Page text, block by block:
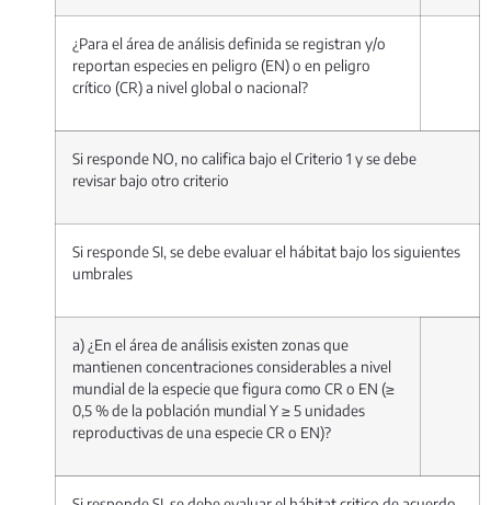
¿Para el área de análisis definida se registran y/o
reportan especies en peligro (EN) o en peligro
crítico (CR) a nivel global o nacional?
Si responde NO, no califica bajo el Criterio 1 y se debe
revisar bajo otro criterio
Si responde SI, se debe evaluar el hábitat bajo los siguientes
umbrales
a) ¿En el área de análisis existen zonas que
mantienen concentraciones considerables a nivel
mundial de la especie que figura como CR o EN (≥
0,5 % de la población mundial Y ≥ 5 unidades
reproductivas de una especie CR o EN)?